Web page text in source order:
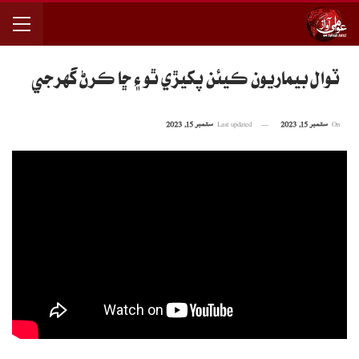
ٽوال بيماريون ڪيئن پکيڙي ٿو ۽ ڇا ڪرڻ گهرجي